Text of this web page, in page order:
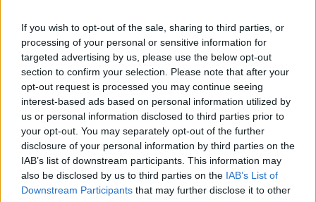
If you wish to opt-out of the sale, sharing to third parties, or
processing of your personal or sensitive information for
targeted advertising by us, please use the below opt-out
section to confirm your selection. Please note that after your
opt-out request is processed you may continue seeing
interest-based ads based on personal information utilized by
us or personal information disclosed to third parties prior to
your opt-out. You may separately opt-out of the further
disclosure of your personal information by third parties on the
IAB’s list of downstream participants. This information may
also be disclosed by us to third parties on the IAB’s List of
Downstream Participants that may further disclose it to other
Magyarország tele van gyönyörű növényekkel, így arborétumokkal
is. A jó idő beköszöntével érdemes minél többet felkeresni.